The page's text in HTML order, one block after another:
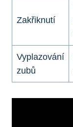
Zakřiknutí
Vyplazování
zubů